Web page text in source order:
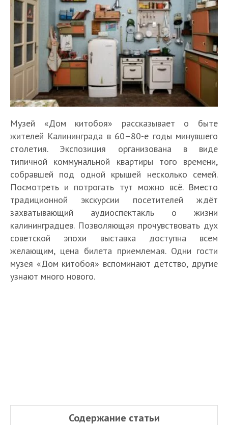
Музей «Дом китобоя» рассказывает о быте
жителей Калининграда в 60–80-е годы минувшего
столетия. Экспозиция организована в виде
типичной коммунальной квартиры того времени,
собравшей под одной крышей несколько семей.
Посмотреть и потрогать тут можно всё. Вместо
традиционной экскурсии посетителей ждёт
захватывающий аудиоспектакль о жизни
калининградцев. Позволяющая прочувствовать дух
советской эпохи выставка доступна всем
желающим, цена билета приемлемая. Одни гости
музея «Дом китобоя» вспоминают детство, другие
узнают много нового.
Содержание статьи